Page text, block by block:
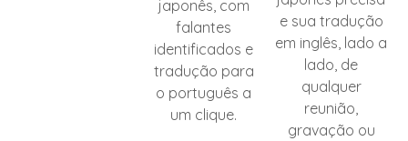
japonês, com
falantes
identificados e
tradução para
o português a
um clique.
e sua tradução
em inglês, lado a
lado, de
qualquer
reunião,
gravação ou